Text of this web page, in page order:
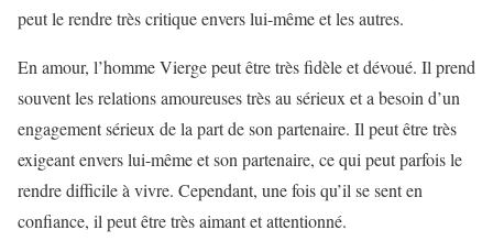
peut le rendre très critique envers lui-même et les autres.
En amour, l’homme Vierge peut être très fidèle et dévoué. Il prend
souvent les relations amoureuses très au sérieux et a besoin d’un
engagement sérieux de la part de son partenaire. Il peut être très
exigeant envers lui-même et son partenaire, ce qui peut parfois le
rendre difficile à vivre. Cependant, une fois qu’il se sent en
confiance, il peut être très aimant et attentionné.